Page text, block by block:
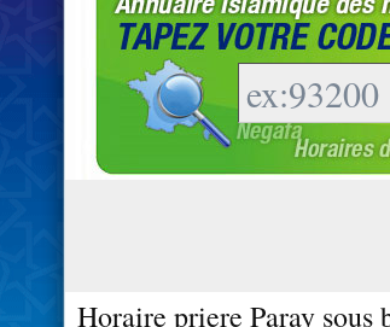
Horaire priere Paray sous